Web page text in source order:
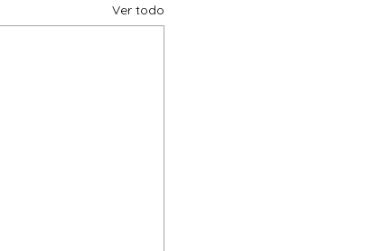
Ver todo